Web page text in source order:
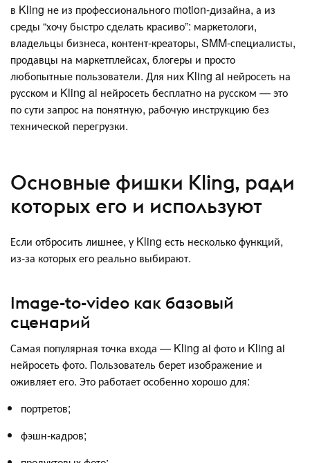
в Kling не из профессионального motion-дизайна, а из
среды “хочу быстро сделать красиво”: маркетологи,
владельцы бизнеса, контент-креаторы, SMM-специалисты,
продавцы на маркетплейсах, блогеры и просто
любопытные пользователи. Для них Kling ai нейросеть на
русском и Kling ai нейросеть бесплатно на русском — это
по сути запрос на понятную, рабочую инструкцию без
технической перегрузки.
Основные фишки Kling, ради
которых его и используют
Если отбросить лишнее, у Kling есть несколько функций,
из-за которых его реально выбирают.
Image-to-video как базовый
сценарий
Самая популярная точка входа — Kling ai фото и Kling ai
нейросеть фото. Пользователь берет изображение и
оживляет его. Это работает особенно хорошо для:
портретов;
фэшн-кадров;